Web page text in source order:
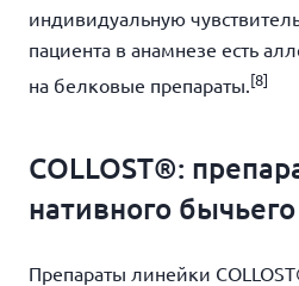
индивидуальную
пациента в анамнезе есть
на белковые препараты.[8]
COLLOST®:
нативного
Препараты линейки